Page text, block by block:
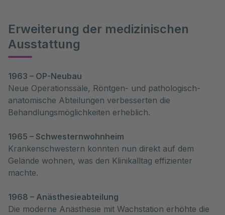
Erweiterung der medizinischen
Ausstattung
1963 – OP-Neubau
Neue Operationssäle, Röntgen- und pathologisch-
anatomische Abteilungen verbesserten die
Behandlungsmöglichkeiten erheblich.
1965 – Schwesternwohnheim
Krankenschwestern konnten nun direkt auf dem
Gelände wohnen, was den Klinikalltag effizienter
machte.
1968 – Anästhesieabteilung
Die moderne Anästhesie mit Wachstation erhöhte die